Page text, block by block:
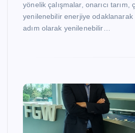
yönelik çalışmalar, onarıcı
yenilenebilir enerjiye
adım olarak yenilenebilir…